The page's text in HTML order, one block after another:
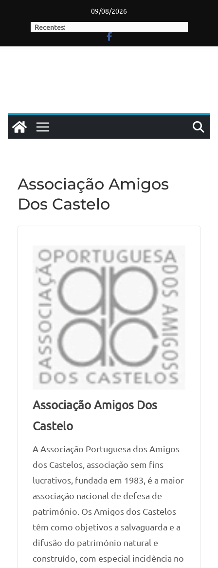
09/08/2026
Recentes:
Associação Amigos
Dos Castelo
Associação Amigos Dos
Castelo
A Associação Portuguesa dos Amigos
dos Castelos, associação sem fins
lucrativos, fundada em 1983, é a maior
associação nacional de defesa de
património. Os Amigos dos Castelos
têm como objetivos a salvaguarda e a
difusão do património natural e
construído, com especial incidência no